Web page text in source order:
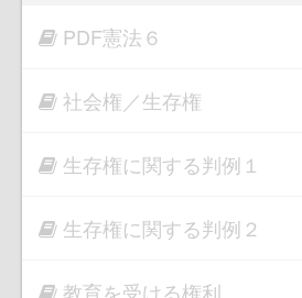
PDF憲法６
社会権／生存権
生存権に関する判例１
生存権に関する判例２
教育を受ける権利